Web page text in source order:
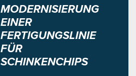
MODERNISIERUNG
EINER
FERTIGUNGSLINIE
FÜR
SCHINKENCHIPS